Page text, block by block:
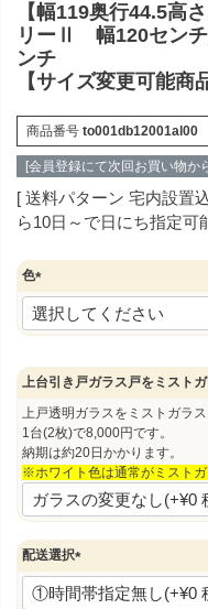
【幅119奥行44.5高
リーⅡ 幅120センチ
ンチ
【サイズ変更可能商
商品番号 to001db12001al00
[会員登録にて次回お買い物か
送料パターン 宅内設置
ら10日～で日にち指定可
色
(
必
須
上台引き戸ガラス戸をミスト
上戸透明ガラスをミストガラス
1台(2枚)で8,000円です。
納期は約20日かかります。
※ホワイト色は通常がミストガ
配送選択
(
必